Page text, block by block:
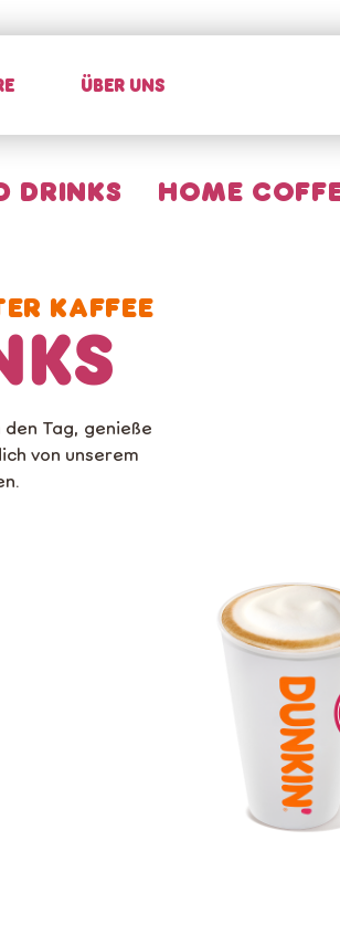
ÜBER UNS
DRINKS HOME
KAFFEE
Tag, genieße
von unserem